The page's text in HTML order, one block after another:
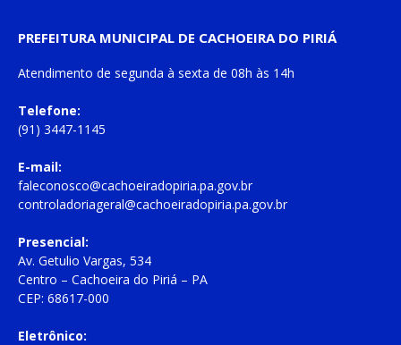
PREFEITURA MUNICIPAL DE CACHOEIRA DO PIRIÁ
Atendimento de segunda à sexta de 08h às 14h
Telefone:
(91) 3447-1145
E-mail:
faleconosco@cachoeiradopiria.pa.gov.br
controladoriageral@cachoeiradopiria.pa.gov.br
Presencial:
Av. Getulio Vargas, 534
Centro – Cachoeira do Piriá – PA
CEP: 68617-000
Eletrônico: